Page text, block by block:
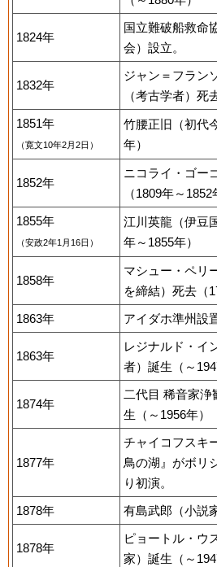
1824年
国立難破船救命
会）設立。
1832年
ジャン＝フラン
（考古学者）死
1851年
（寛文10年2月2日）
竹腰正旧（初代
年）
1852年
ニコライ・ゴー
（1809年～1852
1855年
（安政2年1月16日）
江川英龍（伊豆
年～1855年）
1858年
マシュー・ペリ
を締結）死去（
1863年
アイダホ準州設
1863年
レジナルド・イ
者）誕生（～
1874年
二代目 稀音家
生（～1956年）
1877年
チャイコフスキ
鳥の湖』がボリ
り初演。
1878年
有島武郎（小説
1878年
ピョートル・ウ
家）誕生（～